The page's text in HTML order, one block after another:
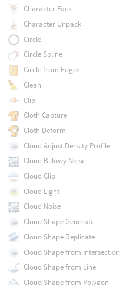
Character Pack
Character Unpack
Circle
Circle Spline
Circle from Edges
Clean
Clip
Cloth Capture
Cloth Deform
Cloud Adjust Density Profile
Cloud Billowy Noise
Cloud Clip
Cloud Light
Cloud Noise
Cloud Shape Generate
Cloud Shape Replicate
Cloud Shape from Intersection
Cloud Shape from Line
Cloud Shape from Polygon